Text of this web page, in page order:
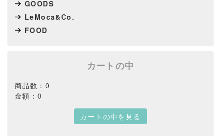
GOODS
LeMoca&Co.
FOOD
カートの中
商品数：0
金額：0
カートの中を見る